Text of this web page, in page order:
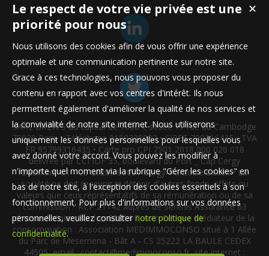
SARL BREW'S au capital de 1000 € située 17 rue du Cambodge
75020 Paris • Téléphone 0188338032 • SIRET 799316435 • TVA
FR 95799316435 • Carte pro CPI 7501 2018 000 026 018
délivrée par CCI IDF 35, boulevard du Port _ Cap Cergy
Bâtiment C1 - CS 20209 95031 Cergy-Pontoise Cedex • La
société ne doit recevoir ni détenir d'autres fonds, effets ou
valeurs que ceux représentatifs de sa rémunération ou de sa
commission • RCP 21142 auprès de Serenis Assurance 63
chemin Antoine Pardon 69814 Tassin Cedex • Médiateur de la
consommation : Association MEDIMMOCONSO situé à 1 Allée
du Parc de Mesemena - Bât A - CS 25222 LA BAULE CEDEX
44505, email :contact@medimmoconso.fr, site internet :
✕
Le respect de votre vie privée est une
priorité pour nous
Nous utilisons des cookies afin de vous offrir une expérience
optimale et une communication pertinente sur notre site.
Grace à ces technologies, nous pouvons vous proposer du
contenu en rapport avec vos centres d'intérêt. Ils nous
permettent également d'améliorer la qualité de nos services et
la convivialité de notre site internet. Nous utiliserons
uniquement les données personnelles pour lesquelles vous
avez donné votre accord. Vous pouvez les modifier à
n'importe quel moment via la rubrique "Gérer les cookies" en
bas de notre site, à l'exception des cookies essentiels à son
fonctionnement. Pour plus d'informations sur vos données
personnelles, veuillez consulter notre politique de
confidentialité.